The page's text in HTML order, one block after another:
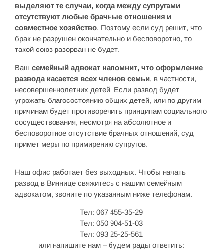
выделяют те случаи, когда между супругами
отсутствуют любые брачные отношения и
совместное хозяйство. Поэтому если суд решит, что
брак не разрушен окончательно и бесповоротно, то
такой союз разорван не будет.
Ваш семейный адвокат напомнит, что оформление
развода касается всех членов семьи, в частности,
несовершеннолетних детей. Если развод будет
угрожать благосостоянию общих детей, или по другим
причинам будет противоречить принципам социального
сосуществования, несмотря на абсолютное и
бесповоротное отсутствие брачных отношений, суд
примет меры по примирению супругов.
Наш офис работает без выходных. Чтобы начать
развод в Виннице свяжитесь с нашим семейным
адвокатом, звоните по указанным ниже телефонам.
Тел: 067 455-35-29
Тел: 050 904-51-03
Тел: 093 25-25-561
или напишите нам – будем рады ответить: